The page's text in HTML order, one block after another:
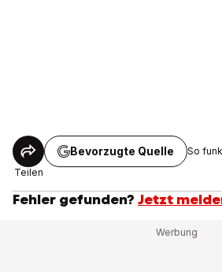
Teilen
Bevorzugte Quelle So
Fehler gefunden? Jetzt